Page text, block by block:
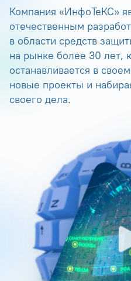
Компания «ИнфоТеКС»
отечественным
в области средств
на рынке более 30 лет,
останавливается в
новые проекты и
своего дела.